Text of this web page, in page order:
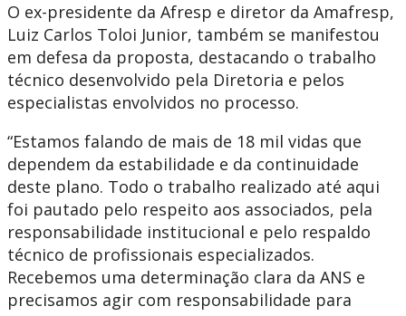
O ex-presidente da Afresp e diretor da Amafresp,
Luiz Carlos Toloi Junior, também se manifestou
em defesa da proposta, destacando o trabalho
técnico desenvolvido pela Diretoria e pelos
especialistas envolvidos no processo.
“Estamos falando de mais de 18 mil vidas que
dependem da estabilidade e da continuidade
deste plano. Todo o trabalho realizado até aqui
foi pautado pelo respeito aos associados, pela
responsabilidade institucional e pelo respaldo
técnico de profissionais especializados.
Recebemos uma determinação clara da ANS e
precisamos agir com responsabilidade para